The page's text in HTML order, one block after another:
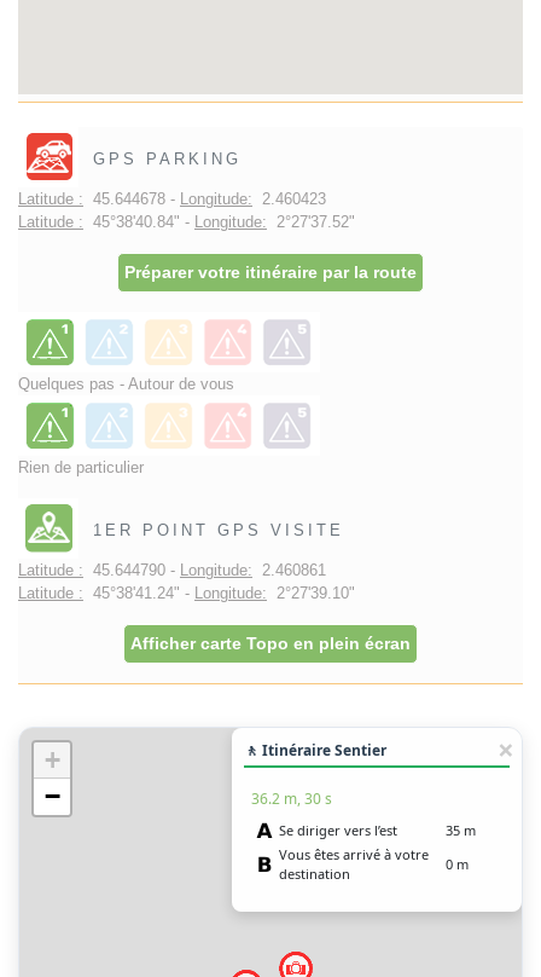
GPS PARKING
Latitude : 45.644678 - Longitude: 2.460423
Latitude : 45°38'40.84" - Longitude: 2°27'37.52"
Préparer votre itinéraire par la route
Quelques pas - Autour de vous
Rien de particulier
1ER POINT GPS VISITE
Latitude : 45.644790 - Longitude: 2.460861
Latitude : 45°38'41.24" - Longitude: 2°27'39.10"
Afficher carte Topo en plein écran
+
−
🚶 Itinéraire Sentier
36.2 m, 30 s
Se diriger vers l’est
35 m
Vous êtes arrivé à votre
destination
0 m